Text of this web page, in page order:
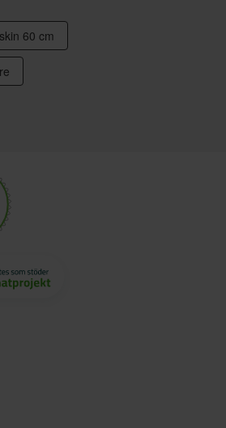
60 cm